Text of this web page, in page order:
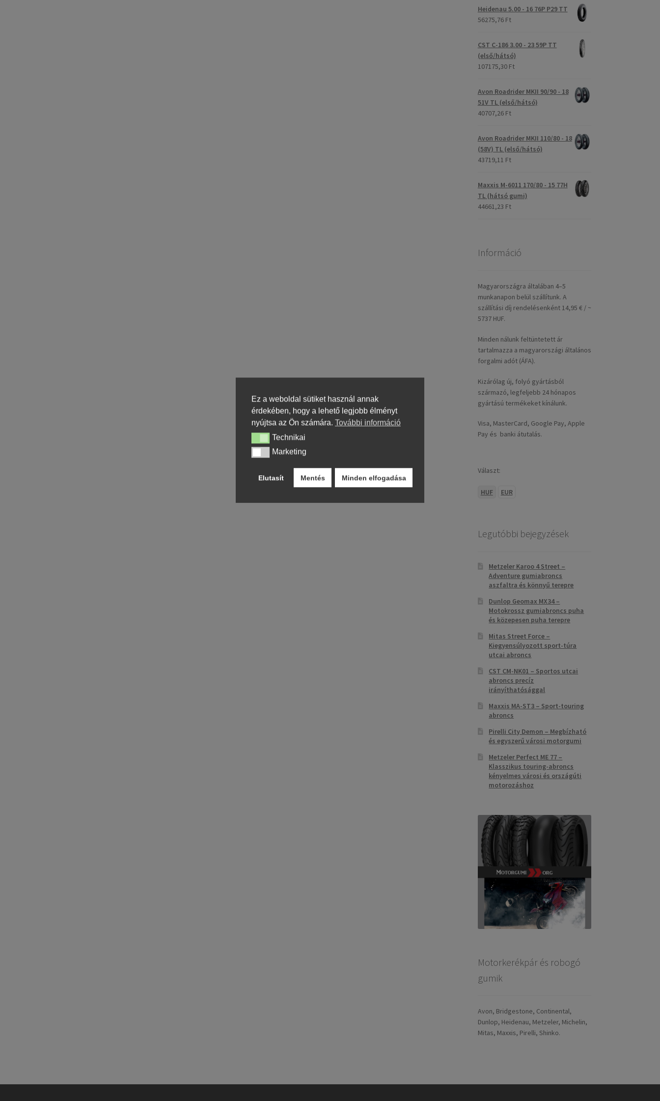
Heidenau 5.00 - 16 76P P29 TT
56275,76 Ft
CST C-186 3.00 - 23 59P TT
(első/hátsó)
107175,30 Ft
Avon Roadrider MKII 90/90 - 18
51V TL (első/hátsó)
40707,26 Ft
Avon Roadrider MKII 110/80 - 18
(58V) TL (első/hátsó)
43719,11 Ft
Maxxis M-6011 170/80 - 15 77H
TL (hátsó gumi)
44661,23 Ft
Információ
Magyarországra általában 4–5
munkanapon belül szállítunk. A
szállítási díj rendelésenként 14,95 € / ~
5737 HUF.
Minden nálunk feltüntetett ár
tartalmazza a magyarországi általános
forgalmi adót (ÁFA).
Kizárólag új, folyó gyártásból
származó, legfeljebb 24 hónapos
gyártású termékeket kínálunk.
Visa, MasterCard, Google Pay, Apple
Pay és banki átutalás.
Választ:
HUF EUR
Legutóbbi bejegyzések
Metzeler Karoo 4 Street –
Adventure gumiabroncs
aszfaltra és könnyű terepre
Dunlop Geomax MX34 –
Motokrossz gumiabroncs puha
és közepesen puha terepre
Mitas Street Force –
Kiegyensúlyozott sport-túra
utcai abroncs
CST CM-NK01 – Sportos utcai
abroncs precíz
irányíthatósággal
Maxxis MA-ST3 – Sport-touring
abroncs
Pirelli City Demon – Megbízható
és egyszerű városi motorgumi
Metzeler Perfect ME 77 –
Klasszikus touring-abroncs
kényelmes városi és országúti
motorozáshoz
Motorkerékpár és robogó
gumik
Avon, Bridgestone, Continental,
Dunlop, Heidenau, Metzeler, Michelin,
Mitas, Maxxis, Pirelli, Shinko.
Ez a weboldal sütiket használ annak
érdekében, hogy a lehető legjobb élményt
nyújtsa az Ön számára. További információ
TechnikaiTechnikai
MarketingMarketing
Elutasít Mentés Minden elfogadása